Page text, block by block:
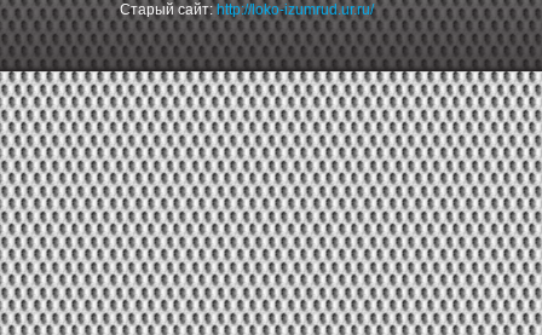
Старый сайт:http://loko-izumrud.ur.ru/